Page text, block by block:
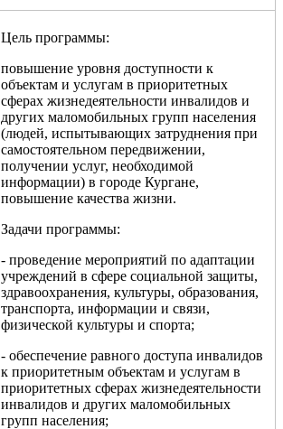
Цель программы:
повышение уровня доступности к
объектам и услугам в приоритетных
сферах жизнедеятельности инвалидов и
других маломобильных групп населения
(людей, испытывающих затруднения при
самостоятельном передвижении,
получении услуг, необходимой
информации) в городе Кургане,
повышение качества жизни.
Задачи программы:
- проведение мероприятий по адаптации
учреждений в сфере социальной защиты,
здравоохранения, культуры, образования,
транспорта, информации и связи,
физической культуры и спорта;
- обеспечение равного доступа инвалидов
к приоритетным объектам и услугам в
приоритетных сферах жизнедеятельности
инвалидов и других маломобильных
групп населения;